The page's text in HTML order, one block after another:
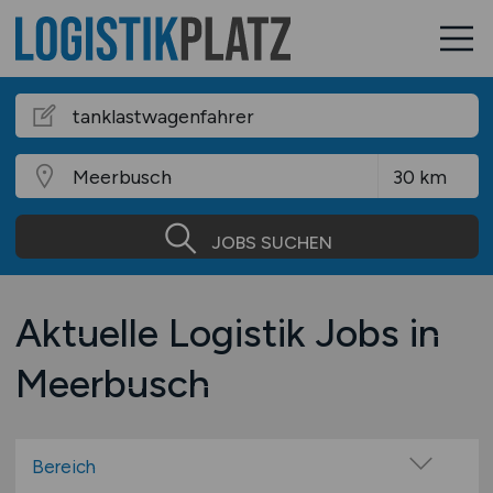
JOBS SUCHEN
Aktuelle Logistik Jobs in
Meerbusch
Bereich